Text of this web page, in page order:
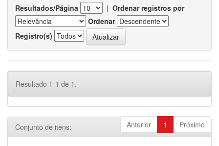
Resultados/Página | Ordenar registros por
Ordenar
Registro(s)
Resultado 1-1 de 1.
Anterior 1 Próximo
Conjunto de itens: